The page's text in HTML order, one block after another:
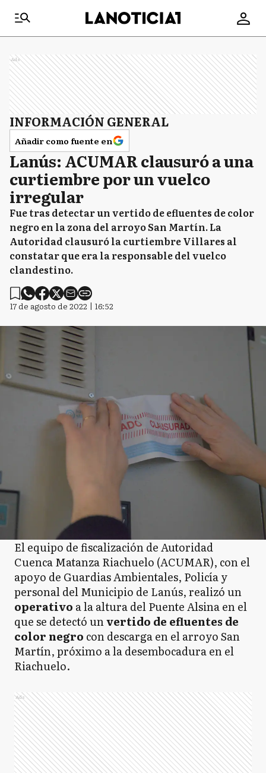
Ads
INFORMACIÓN GENERAL
Añadir como fuente en
Lanús: ACUMAR clausuró a una
curtiembre por un vuelco
irregular
Fue tras detectar un vertido de efluentes de color
negro en la zona del arroyo San Martín. La
Autoridad clausuró la curtiembre Villares al
constatar que era la responsable del vuelco
clandestino.
17 de agosto de 2022 | 16:52
El equipo de fiscalización de Autoridad
Cuenca Matanza Riachuelo (ACUMAR), con el
apoyo de Guardias Ambientales, Policía y
personal del Municipio de Lanús, realizó un
operativo a la altura del Puente Alsina en el
que se detectó unvertido de efluentes de
color negro con descarga en el arroyo San
Martín, próximo a la desembocadura en el
Riachuelo.
Ads